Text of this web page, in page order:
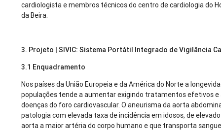
cardiologista e membros técnicos do centro de cardiologia do
da Beira.
3. Projeto | SIVIC: Sistema Portátil Integrado de Vigilância
3.1 Enquadramento
Nos países da União Europeia e da América do Norte a
populações tende a aumentar exigindo tratamentos efetivos e
doenças do foro cardiovascular. O aneurisma da aorta
patologia com elevada taxa de incidência em idosos, de
aorta a maior artéria do corpo humano e que transporta